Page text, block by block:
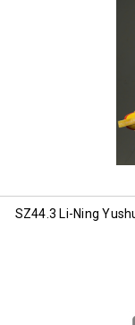
SZ44.3 Li-Ning